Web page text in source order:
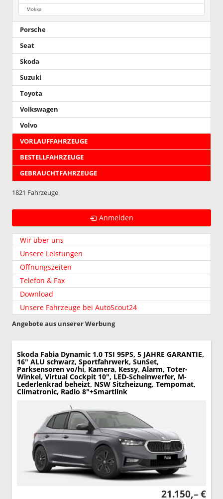
Mokka
Porsche
Seat
Skoda
Suzuki
Toyota
Volkswagen
Volvo
VORLAUFFAHRZEUGE
BESTELLFAHRZEUGE
GEBRAUCHTFAHRZEUGE
1821 Fahrzeuge
Anmelden
Wir über uns
Unsere Leistungen
Öffnungszeiten
Telefon & Fax
Download
Unsere Fahrzeuge bei AutoScout24
Angebote aus unserer Werbung
Skoda Fabia Dynamic 1.0 TSI 95PS, 5 JAHRE GARANTIE,
16" ALU schwarz, Sportfahrwerk, SunSet,
Parksensoren vo/hi, Kamera, Kessy, Alarm, Toter-
Winkel, Virtual Cockpit 10", LED-Scheinwerfer, M-
Lederlenkrad beheizt, NSW Sitzheizung, Tempomat,
Climatronic, Radio 8"+Smartlink
21.150,– €